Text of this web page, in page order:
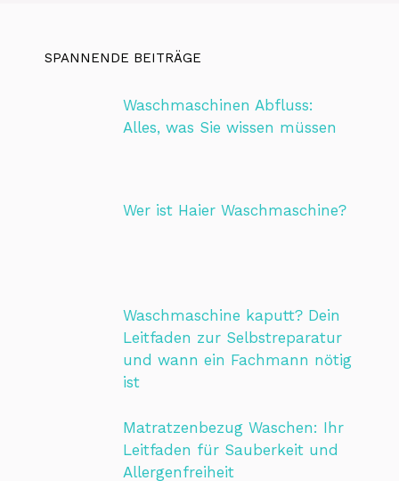
SPANNENDE BEITRÄGE
Waschmaschinen Abfluss:
Alles, was Sie wissen müssen
Wer ist Haier Waschmaschine?
Waschmaschine kaputt? Dein
Leitfaden zur Selbstreparatur
und wann ein Fachmann nötig
ist
Matratzenbezug Waschen: Ihr
Leitfaden für Sauberkeit und
Allergenfreiheit